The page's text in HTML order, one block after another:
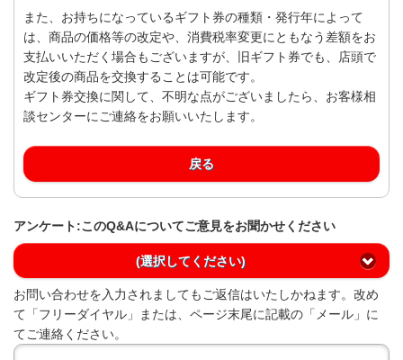
また、お持ちになっているギフト券の種類・発行年によって
は、商品の価格等の改定や、消費税率変更にともなう差額をお
支払いいただく場合もございますが、旧ギフト券でも、店頭で
改定後の商品を交換することは可能です。
ギフト券交換に関して、不明な点がございましたら、お客様相
談センターにご連絡をお願いいたします。
戻る
アンケート:このQ&Aについてご意見をお聞かせください
(選択してください)
お問い合わせを入力されましてもご返信はいたしかねます。改め
て「フリーダイヤル」または、ページ末尾に記載の「メール」に
てご連絡ください。